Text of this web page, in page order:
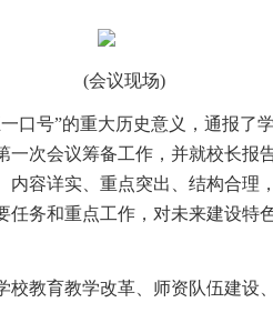
(会议现场)
口号”的重大历史意义，通报了
次会议筹备工作，并就校长报
容详实、重点突出、结构合理
务和重点工作，对未来建设特
教育教学改革、师资队伍建设